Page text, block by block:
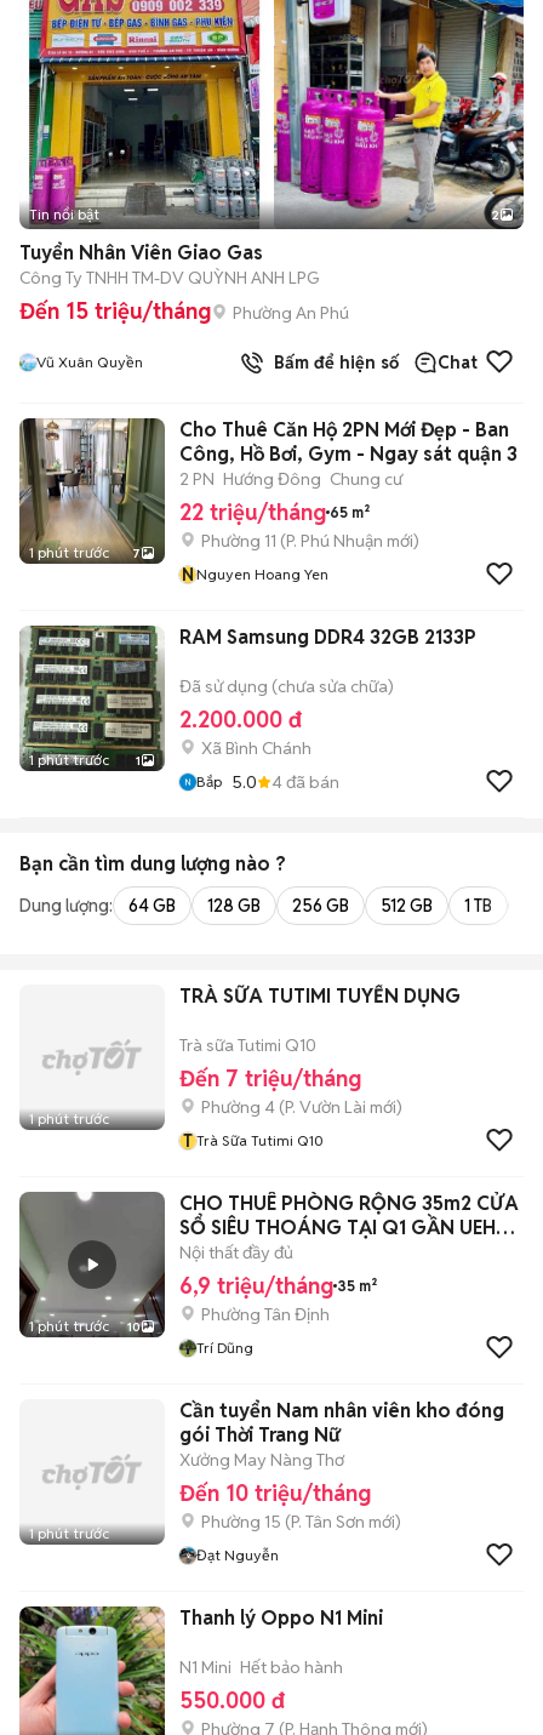
Tin nổi bật 2
Tuyển Nhân Viên Giao Gas
Công Ty TNHH TM-DV QUỲNH ANH LPG
Đến 15 triệu/tháng Phường An Phú
Vũ Xuân Quyền Bấm để hiện số Chat
1 phút trước 7
Cho Thuê Căn Hộ 2PN Mới Đẹp - Ban
Công, Hồ Bơi, Gym - Ngay sát quận 3
2 PN Hướng Đông Chung cư
22 triệu/tháng 65 m²
Phường 11 (P. Phú Nhuận mới)
NNguyen Hoang Yen
1 phút trước 1
RAM Samsung DDR4 32GB 2133P
Đã sử dụng (chưa sửa chữa)
2.200.000 đ
Xã Bình Chánh
Bắp 5.0 4đã bán
Bạn cần tìm dung lượng nào ?
Dung lượng: 64 GB 128 GB 256 GB 512 GB 1 TB
1 phút trước
TRÀ SỮA TUTIMI TUYỂN DỤNG
Trà sữa Tutimi Q10
Đến 7 triệu/tháng
Phường 4 (P. Vườn Lài mới)
T
Trà Sữa Tutimi Q10
1 phút trước 10
CHO THUÊ PHÒNG RỘNG 35m2 CỬA
SỔ SIÊU THOÁNG TẠI Q1 GẦN UEH
VIỆN ISP
Nội thất đầy đủ
6,9 triệu/tháng 35 m²
Phường Tân Định
Trí Dũng
1 phút trước
Cần tuyển Nam nhân viên kho đóng
gói Thời Trang Nữ
Xưởng May Nàng Thơ
Đến 10 triệu/tháng
Phường 15 (P. Tân Sơn mới)
Đạt Nguyễn
Thanh lý Oppo N1 Mini
N1 Mini Hết bảo hành
550.000 đ
Phường 7 (P. Hạnh Thông mới)